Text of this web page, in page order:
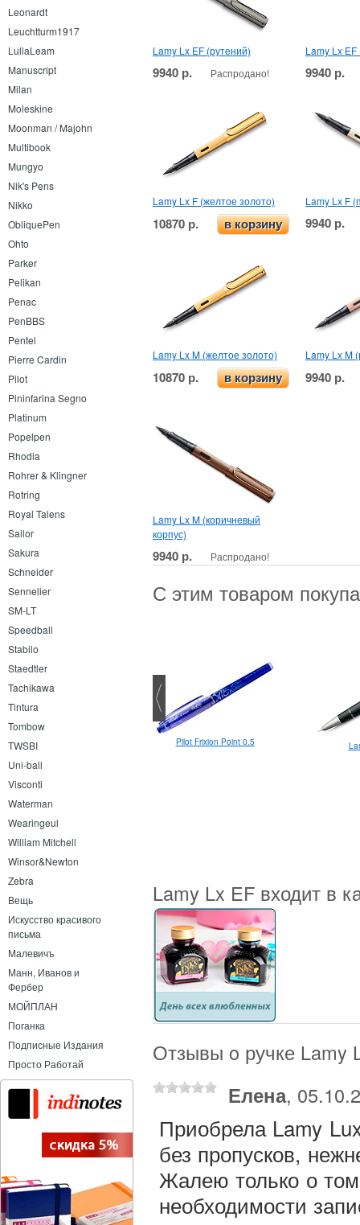
Leonardt
Leuchtturm1917
LullaLeam
Manuscript
Milan
Moleskine
Moonman / Majohn
Multibook
Mungyo
Nik's Pens
Nikko
ObliquePen
Ohto
Parker
Pelikan
Penac
PenBBS
Pentel
Pierre Cardin
Pilot
Pininfarina Segno
Platinum
Popelpen
Rhodia
Rohrer & Klingner
Rotring
Royal Talens
Sailor
Sakura
Schneider
Sennelier
SM-LT
Speedball
Stabilo
Staedtler
Tachikawa
Tintura
Tombow
TWSBI
Uni-ball
Visconti
Waterman
Wearingeul
William Mitchell
Winsor&Newton
Zebra
Вещь
Искусство красивого
письма
Малевичъ
Манн, Иванов и
Фербер
МОЙПЛАН
Поганка
Подписные Издания
Просто Работай
Lamy Lx EF (рутений)
9940 р. Распродано!
Lamy Lx
9940 р.
Lamy Lx F (желтое золото)
10870 р. в корзину
Lamy Lx F
9940 р.
Lamy Lx M (желтое золото)
10870 р. в корзину
Lamy Lx M
9940 р.
Lamy Lx M (коричневый
корпус)
9940 р. Распродано!
С этим товаром
Клип Kaweco Classic
Pilot Frixion Point 0.5
Lamy Lx EF входит в
Отзывы o ручке Lamy
Елена,
Приобрела Lamy
без пропусков,
Жалею только о
необходимости